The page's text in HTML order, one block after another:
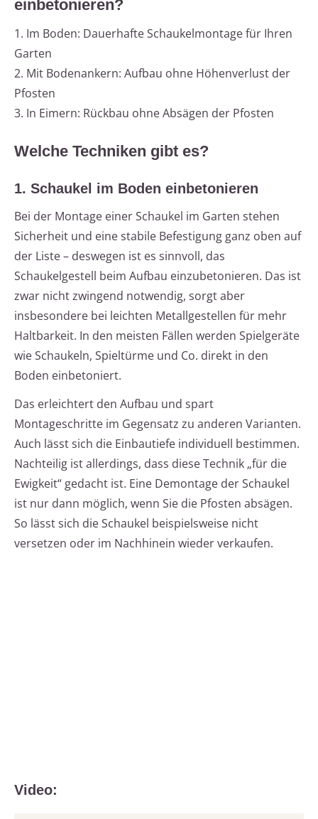
einbetonieren?
1. Im Boden: Dauerhafte Schaukelmontage für Ihren
Garten
2. Mit Bodenankern: Aufbau ohne Höhenverlust der
Pfosten
3. In Eimern: Rückbau ohne Absägen der Pfosten
Welche Techniken gibt es?
1. Schaukel im Boden einbetonieren
Bei der Montage einer Schaukel im Garten stehen
Sicherheit und eine stabile Befestigung ganz oben auf
der Liste – deswegen ist es sinnvoll, das
Schaukelgestell beim Aufbau einzubetonieren. Das ist
zwar nicht zwingend notwendig, sorgt aber
insbesondere bei leichten Metallgestellen für mehr
Haltbarkeit. In den meisten Fällen werden Spielgeräte
wie Schaukeln, Spieltürme und Co. direkt in den
Boden einbetoniert.
Das erleichtert den Aufbau und spart
Montageschritte im Gegensatz zu anderen Varianten.
Auch lässt sich die Einbautiefe individuell bestimmen.
Nachteilig ist allerdings, dass diese Technik „für die
Ewigkeit“ gedacht ist. Eine Demontage der Schaukel
ist nur dann möglich, wenn Sie die Pfosten absägen.
So lässt sich die Schaukel beispielsweise nicht
versetzen oder im Nachhinein wieder verkaufen.
Video: